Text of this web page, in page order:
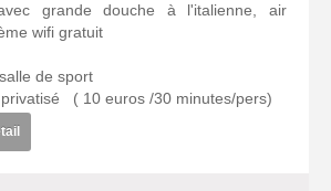
grande douche à l'italienne, air
wifi gratuit
de sport
privatisé ( 10 euros /30 minutes/pers)